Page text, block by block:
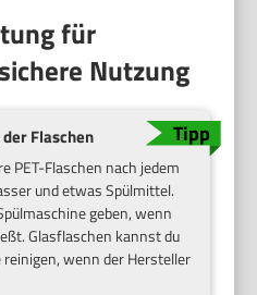
für
Nutzung
Flaschen
PET-Flaschen nach jedem
und etwas Spülmittel.
geben, wenn
Glasflaschen kannst du
wenn der Hersteller